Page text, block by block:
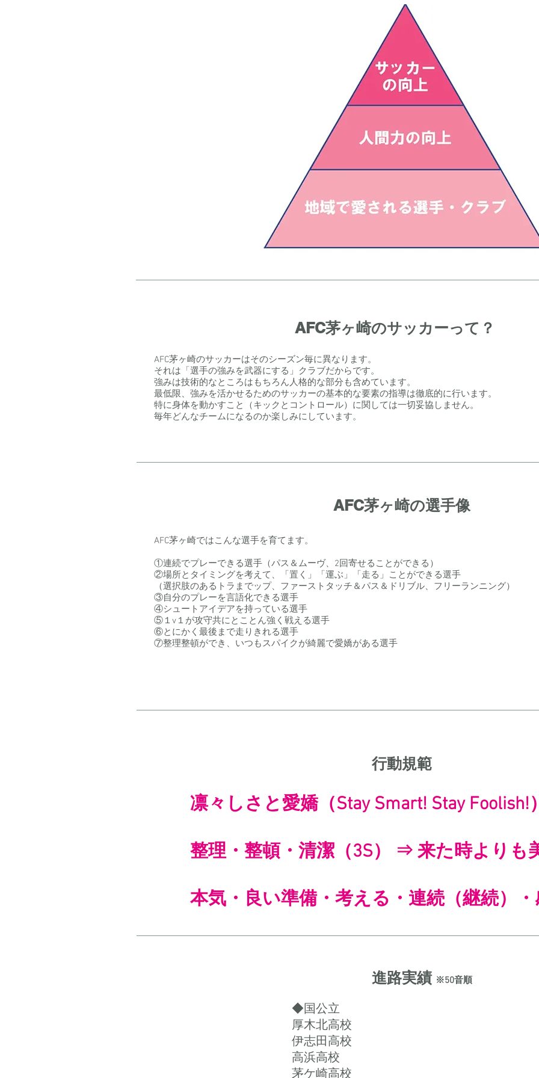
AFC茅ヶ崎のサッカーって？
AFC茅ヶ崎のサッカーはそのシーズン毎に異なります。
それは「選手の強みを武器にする」クラブだからです。
強みは技術的なところはもちろん人格的な部分も含めています。
最低限、強みを活かせるためのサッカーの基本的な要素の指導は徹底的に行います。
特に身体を動かすこと（キックとコントロール）に関しては一切妥協しません。
毎年どんなチームになるのか楽しみにしています。
AFC茅ヶ崎の選手像
AFC茅ヶ崎ではこんな選手を育てます。
①連続でプレーできる選手（パス＆ムーヴ、2回寄せることができる）
②場所とタイミングを考えて、「置く」「運ぶ」「走る」ことができる選手
（選択肢のあるトラまでップ、ファーストタッチ＆パス＆ドリブル、フリーランニング）
③自分のプレーを言語化できる選手
④シュートアイデアを持っている選手
⑤１v１が攻守共にとことん強く戦える選手
⑥とにかく最後まで走りきれる選手
⑦整理整頓ができ、いつもスパイクが綺麗で愛嬌がある選手
行動規範
凛々しさと愛嬌（Stay Smart! Stay Foolish!
整理・整頓・清潔（3S） ⇒ 来た時よりも
本気・良い準備・考える・連続（継続）
​進路実績 ※50音順
​◆国公立
厚木北高校
​伊志田高校
高浜高校
茅ケ崎高校